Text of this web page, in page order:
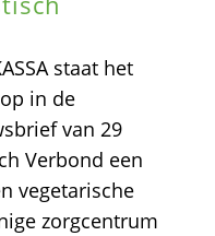
staat het
in de
van 29
Verbond een
vegetarische
zorgcentrum